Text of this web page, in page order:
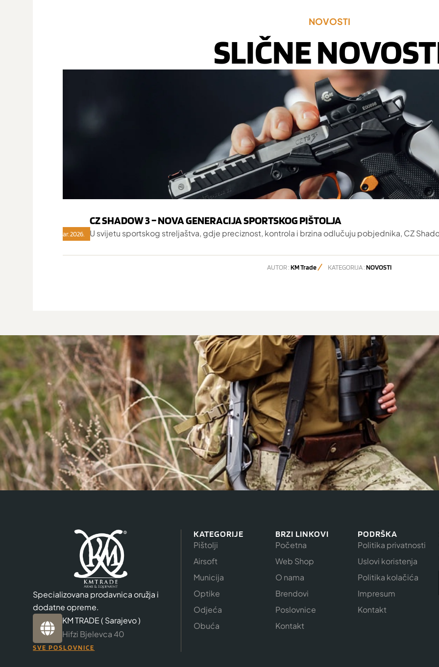
NOVOSTI
SLIČNE
12. mar. 2026.
CZ SHADOW 3 – NOVA GENERACIJA SPORTSKOG PIŠTOLJA
U svijetu sportskog streljaštva, gdje preciznost, kontrola i brzina odlučuju pobjednika, CZ
AUTOR :KM Trade KATEGORIJA :NOVOSTI
Specializovana prodavnica oružja i
dodatne opreme.
KM TRADE ( Sarajevo )
Hifzi Bjelevca 40
SVE POSLOVNICE
KATEGORIJE
Pištolji
Airsoft
Municija
Optike
Odjeća
Obuća
BRZI LINKOVI
Početna
Web Shop
O nama
Brendovi
Poslovnice
Kontakt
PODRŠKA
Politika privatnosti
Uslovi koristenja
Politika kolačića
Impresum
Kontakt